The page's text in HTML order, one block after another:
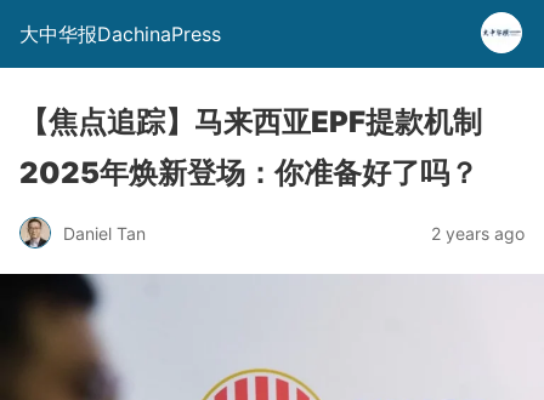
大中华报DachinaPress
【焦点追踪】马来西亚EPF提款机制
2025年焕新登场：你准备好了吗？
Daniel Tan 2 years ago